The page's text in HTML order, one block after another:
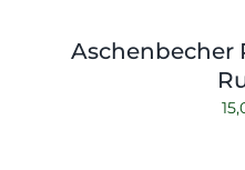
Aschenbecher